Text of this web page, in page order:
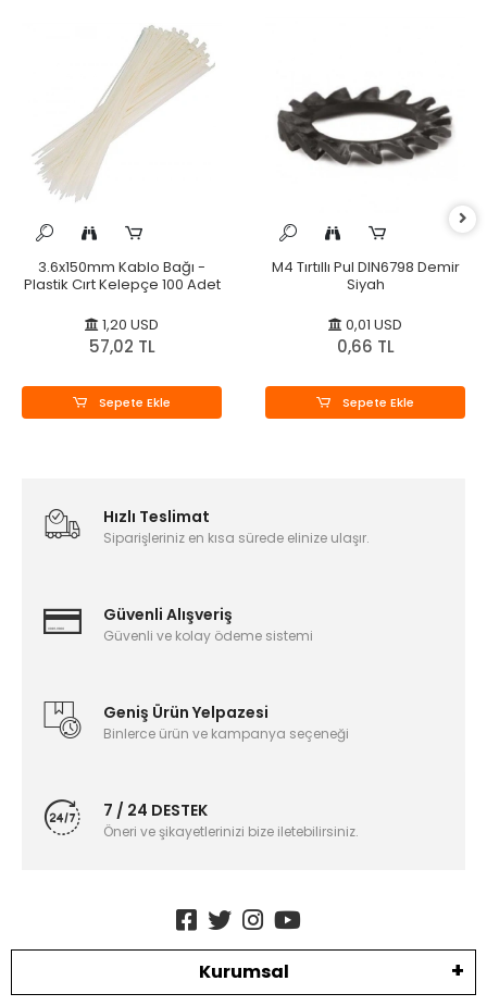
3.6x150mm Kablo Bağı -
Plastik Cırt Kelepçe 100 Adet
1,20 USD
57,02 TL
Sepete Ekle
M4 Tırtıllı Pul DIN6798 Demir
Siyah
0,01 USD
0,66 TL
Sepete Ekle
Hızlı Teslimat
Siparişleriniz en kısa sürede elinize ulaşır.
Güvenli Alışveriş
Güvenli ve kolay ödeme sistemi
Geniş Ürün Yelpazesi
Binlerce ürün ve kampanya seçeneği
7 / 24 DESTEK
Öneri ve şikayetlerinizi bize iletebilirsiniz.
Kurumsal